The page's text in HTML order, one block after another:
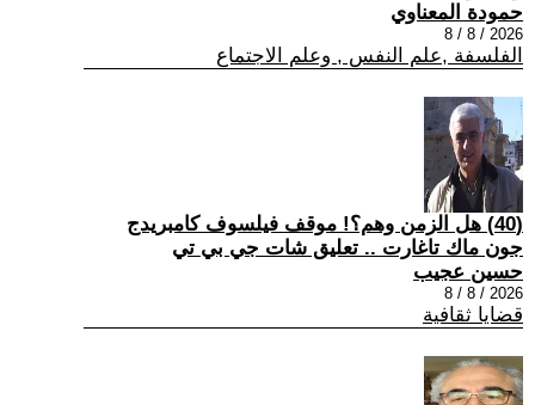
حمودة المعناوي
2026 / 8 / 8
الفلسفة ,علم النفس , وعلم الاجتماع
(40) هل الزمن وهم؟! موقف فيلسوف كامبريدج
جون ماك تاغارت .. تعليق شات جي بي تي
حسين عجيب
2026 / 8 / 8
قضايا ثقافية